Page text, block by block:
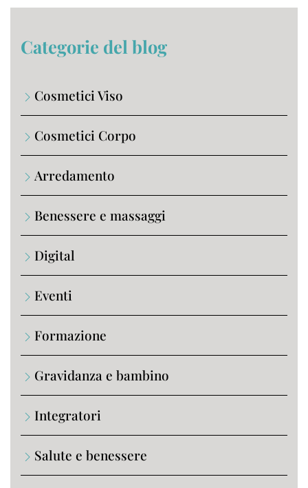
Categorie del blog
Cosmetici Viso
Cosmetici Corpo
Arredamento
Benessere e massaggi
Digital
Eventi
Formazione
Gravidanza e bambino
Integratori
Salute e benessere